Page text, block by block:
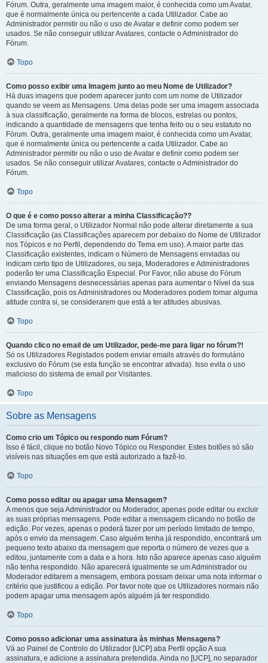
Fórum. Outra, geralmente uma imagem maior, é conhecida como um Avatar,
que é normalmente única ou pertencente a cada Utilizador. Cabe ao
Administrador permitir ou não o uso de Avatar e definir como podem ser
usados. Se não conseguir utilizar Avatares, contacte o Administrador do
Fórum.
Topo
Como posso exibir uma Imagem junto ao meu Nome de Utilizador?
Há duas imagens que podem aparecer junto com um nome de Utilizador
quando se veem as Mensagens. Uma delas pode ser uma imagem associada
à sua classificação, geralmente na forma de blocos, estrelas ou pontos,
indicando a quantidade de mensagens que tenha feito ou o seu estatuto no
Fórum. Outra, geralmente uma imagem maior, é conhecida como um Avatar,
que é normalmente única ou pertencente a cada Utilizador. Cabe ao
Administrador permitir ou não o uso de Avatar e definir como podem ser
usados. Se não conseguir utilizar Avatares, contacte o Administrador do
Fórum.
Topo
O que é e como posso alterar a minha Classificação??
De uma forma geral, o Utilizador Normal não pode alterar diretamente a sua
Classificação (as Classificações aparecem por debaixo do Nome de Utilizador
nos Tópicos e no Perfil, dependendo do Tema em uso). A maior parte das
Classificação existentes, indicam o Número de Mensagens enviadas ou
indicam certo tipo de Utilizadores, ou seja, Moderadores e Administradores
poderão ter uma Classificação Especial. Por Favor, não abuse do Fórum
enviando Mensagens desnecessárias apenas para aumentar o Nível da sua
Classificação, pois os Administradores ou Moderadores podem tomar alguma
atitude contra si, se considerarem que está a ter atitudes abusivas.
Topo
Quando clico no email de um Utilizador, pede-me para ligar no fórum?!
Só os Utilizadores Registados podem enviar emails através do formulário
exclusivo do Fórum (se esta função se encontrar ativada). Isso evita o uso
malicioso do sistema de email por Visitantes.
Topo
Sobre as Mensagens
Como crio um Tópico ou respondo num Fórum?
Isso é fácil, clique no botão Novo Tópico ou Responder. Estes botões só são
visíveis nas situações em que está autorizado a fazê-lo.
Topo
Como posso editar ou apagar uma Mensagem?
A menos que seja Administrador ou Moderador, apenas pode editar ou excluir
as suas próprias mensagens. Pode editar a mensagem clicando no botão de
edição. Por vezes, apenas o poderá fazer por um período limitado de tempo,
após o envio da mensagem. Caso alguém tenha já respondido, encontrará um
pequeno texto abaixo da mensagem que reporta o número de vezes que a
editou, juntamente com a data e a hora. Isto não aparece apenas caso alguém
não tenha respondido. Não aparecerá igualmente se um Administrador ou
Moderador editarem a mensagem, embora possam deixar uma nota informar o
critério que justificou a edição. Por favor note que os Utilizadores normais não
podem apagar uma mensagem após alguém já ter respondido.
Topo
Como posso adicionar uma assinatura às minhas Mensagens?
Vá ao Painel de Controlo do Utilizador [UCP] aba Perfil opção A sua
assinatura, e adicione a assinatura pretendida. Ainda no [UCP], no separador